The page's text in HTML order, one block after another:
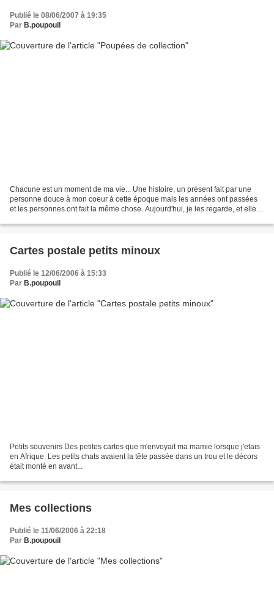
Publié le 08/06/2007 à 19:35
Par B.poupouil
Chacune est un moment de ma vie... Une histoire, un présent fait par une
personne douce à mon coeur à cette époque mais les années ont passées
et les personnes ont fait la même chose. Aujourd'hui, je les regarde, et elles
Cartes postale petits minoux
Publié le 12/06/2006 à 15:33
Par B.poupouil
Petits souvenirs Des petites cartes que m'envoyait ma mamie lorsque j'etais
en Afrique. Les petits chats avaient la tête passée dans un trou et le décors
était monté en avant...
Mes collections
Publié le 11/06/2006 à 22:18
Par B.poupouil